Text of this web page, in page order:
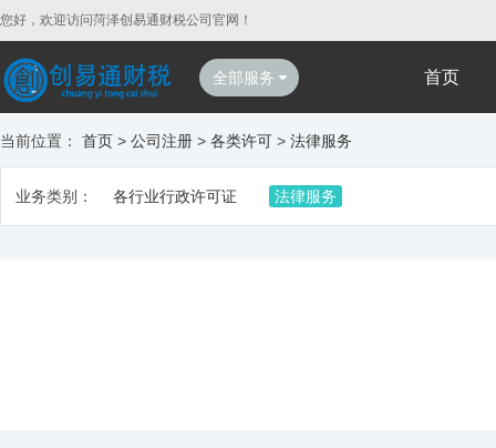
您好，欢迎访问菏泽创易通财税公司官网！
全部服务 首页
当前位置： 首页 > 公司注册 > 各类许可 > 法律服务
业务类别： 各行业行政许可证 法律服务